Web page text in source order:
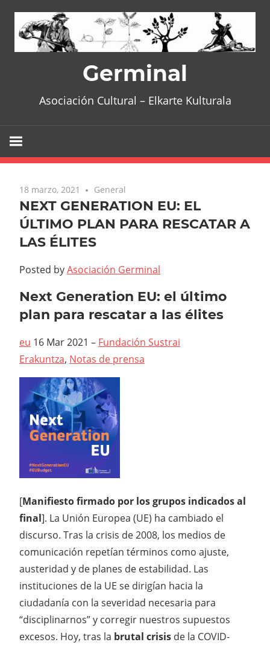
content
Germinal
Asociación Cultural – Elkarte Kulturala
18 marzo, 2021 General
NEXT GENERATION EU: EL
ÚLTIMO PLAN PARA RESCATAR A
LAS ÉLITES
Posted byAsociación Germinal
Next Generation EU: el último
plan para rescatar a las élites
eu 16 Mar 2021 – Fundación Sustrai
Erakuntza, Notas de prensa
[Manifiesto firmado por los grupos indicados al
final]. La Unión Europea (UE) ha cambiado el
discurso. Tras la crisis de 2008, los medios de
comunicación repetían términos como ajuste,
austeridad y de planes de estabilidad. Las
instituciones de la UE se dirigían hacia la
ciudadanía con la severidad necesaria para
“disciplinarnos” y corregir nuestros supuestos
excesos. Hoy, tras la brutal crisis de la COVID‐